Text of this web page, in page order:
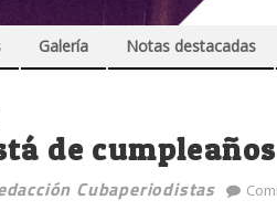
Galería Notas destacadas
de cumpleaños
Cubaperiodistas